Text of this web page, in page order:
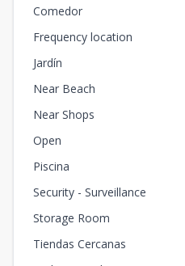
Comedor
Frequency location
Jardín
Near Beach
Near Shops
Open
Piscina
Security - Surveillance
Storage Room
Tiendas Cercanas